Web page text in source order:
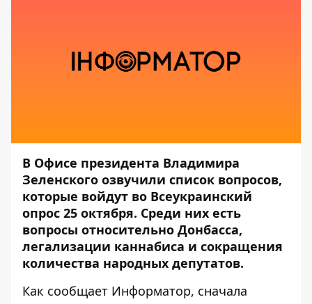
В Офисе президента Владимира
Зеленского озвучили список вопросов,
которые войдут во Всеукраинский
опрос 25 октября. Среди них есть
вопросы относительно Донбасса,
легализации каннабиса и сокращения
количества народных депутатов.
Как сообщает Информатор, сначала